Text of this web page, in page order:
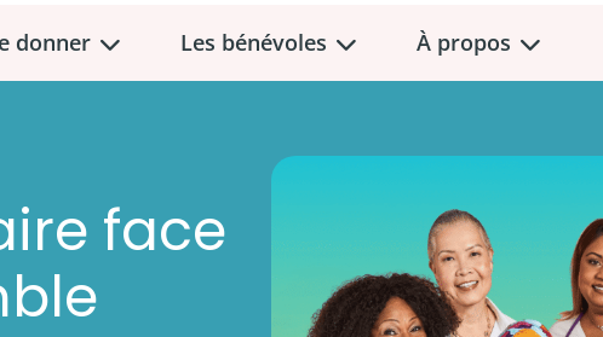
donner Les bénévoles À propos
face